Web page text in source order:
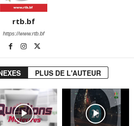
rtb.bf
https://www.rtb.bf
PLUS DE L'AUTEUR